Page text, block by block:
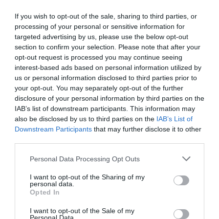
If you wish to opt-out of the sale, sharing to third parties, or
processing of your personal or sensitive information for
targeted advertising by us, please use the below opt-out
section to confirm your selection. Please note that after your
opt-out request is processed you may continue seeing
interest-based ads based on personal information utilized by
us or personal information disclosed to third parties prior to
your opt-out. You may separately opt-out of the further
disclosure of your personal information by third parties on the
IAB’s list of downstream participants. This information may
also be disclosed by us to third parties on the IAB’s List of
Downstream Participants that may further disclose it to other
Please note that this website/app uses one or more Google
not limited to your visit or usage behaviour. You may click to
grant or deny consent to Google and its third-party tags to
use your data for below specified purposes in below Google
consent section.
Personal Data Processing Opt Outs
I want to opt-out of the Sharing of my
personal data.
Opted In
I want to opt-out of the Sale of my
talált
problémát egy
vizsgálat, íme
a teljes lista
Húszból öt virsli
esetében talált
hibát a tavalyi
eggyel szemben az
Innovációs és
Technológiai
termékellenőrzése
élelmiszer nem is
minősített egy
forgalomban
lévő „mézet”
a Nébih
árult terméket
rendelt vissza a
Nébih. A tételt
egészséget
veszélyeztető, nem
élelmiszernek
minősítette a
magyar
karácsonyfát?
Végleg
eltűnhetnek a
magyar fenyvesek.
Azonban nem
csak nálunk
vannak
tűlevelű erdőit
lehet-e magyar